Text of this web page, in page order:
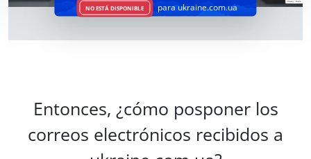
NO ESTÁ DISPONIBLE para ukraine.com.ua
Entonces, ¿cómo posponer los
correos electrónicos recibidos a